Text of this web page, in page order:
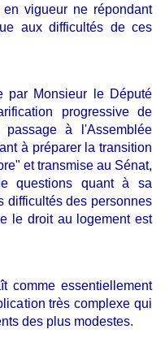
vigueur ne répondant
aux difficultés de ces
par Monsieur le Député
progressive de
à l'Assemblée
à préparer la transition
et transmise au Sénat,
questions quant à sa
difficultés des personnes
le droit au logement est
comme essentiellement
très complexe qui
des plus modestes.